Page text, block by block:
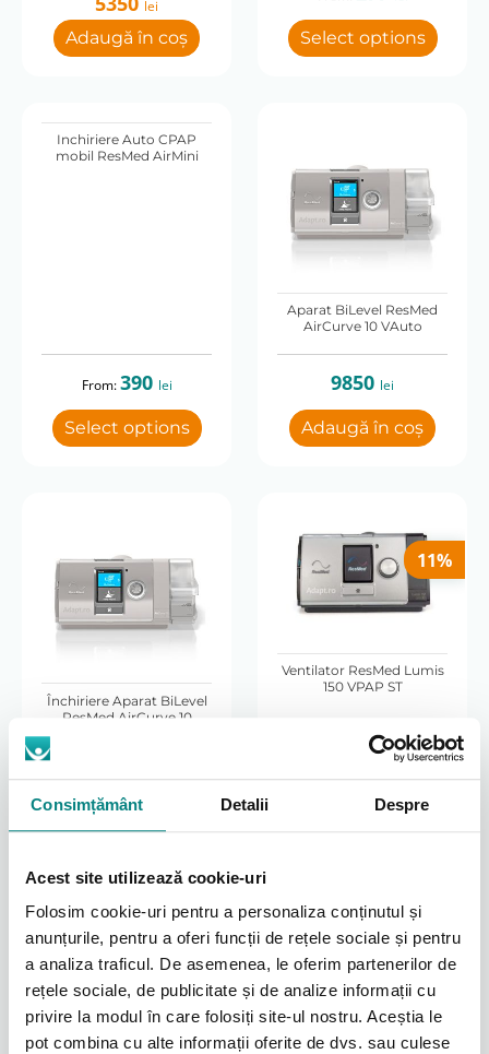
Consimțământ Detalii Despre
Acest site utilizează cookie-uri
Folosim cookie-uri pentru a personaliza conținutul și
anunțurile, pentru a oferi funcții de rețele sociale și pentru
a analiza traficul. De asemenea, le oferim partenerilor de
rețele sociale, de publicitate și de analize informații cu
privire la modul în care folosiți site-ul nostru. Aceștia le
pot combina cu alte informații oferite de dvs. sau culese
was:
6778 lei.
leiis:
5350 lei.
Adaugă în coș Select options
Inchiriere Auto CPAP
mobil ResMed AirMini
From:390 lei
Select options
Aparat BiLevel ResMed
AirCurve 10 VAuto
9850 lei
Adaugă în coș
Închiriere Aparat BiLevel
ResMed AirCurve 10
583lei
11%
Ventilator ResMed Lumis
150 VPAP ST
leiOriginal
price
was:
14350 lei.
Current
price
is:
12750 lei.